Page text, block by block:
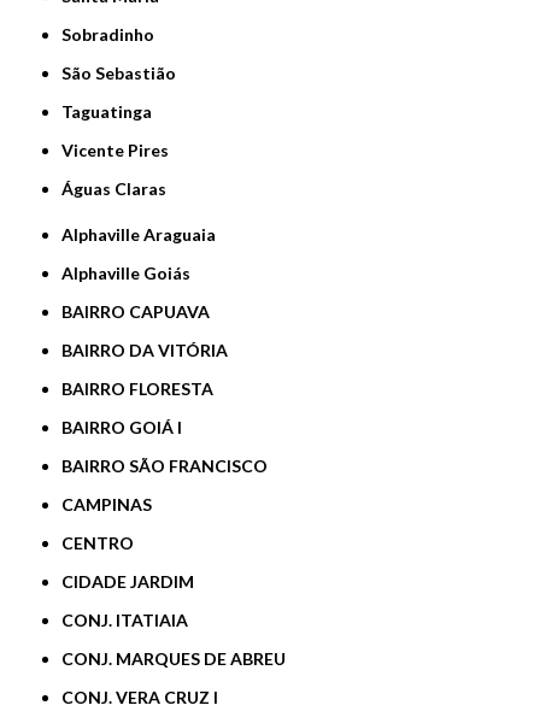
Sobradinho
São Sebastião
Taguatinga
Vicente Pires
Águas Claras
Alphaville Araguaia
Alphaville Goiás
BAIRRO CAPUAVA
BAIRRO DA VITÓRIA
BAIRRO FLORESTA
BAIRRO GOIÁ I
BAIRRO SÃO FRANCISCO
CAMPINAS
CENTRO
CIDADE JARDIM
CONJ. ITATIAIA
CONJ. MARQUES DE ABREU
CONJ. VERA CRUZ I